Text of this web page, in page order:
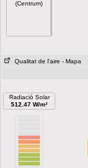
(Centrum)
Qualitat de l'aire - Mapa
Radiació Solar
512.47 W/m²